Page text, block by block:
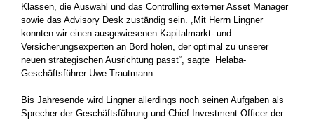
Klassen, die Auswahl und das Controlling externer Asset Manager
sowie das Advisory Desk zuständig sein. „Mit Herrn Lingner
konnten wir einen ausgewiesenen Kapitalmarkt- und
Versicherungsexperten an Bord holen, der optimal zu unserer
neuen strategischen Ausrichtung passt“, sagte Helaba-
Geschäftsführer Uwe Trautmann.
Bis Jahresende wird Lingner allerdings noch seinen Aufgaben als
Sprecher der Geschäftsführung und Chief Investment Officer der